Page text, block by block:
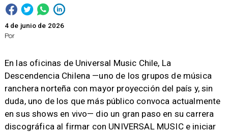
Por
4 de junio de 2026
En las oficinas de Universal Music Chile, La
Descendencia Chilena —uno de los grupos de música
ranchera norteña con mayor proyección del país y, sin
duda, uno de los que más público convoca actualmente
en sus shows en vivo— dio un gran paso en su carrera
discográfica al firmar con UNIVERSAL MUSIC e iniciar